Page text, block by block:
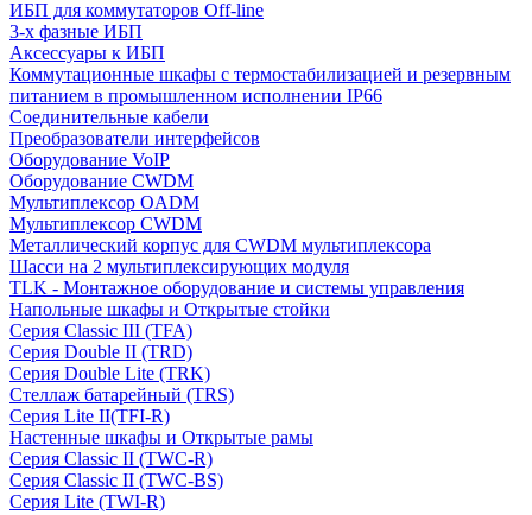
ИБП для коммутаторов Off-line
3-х фазные ИБП
Аксессуары к ИБП
Коммутационные шкафы с термостабилизацией и резервным
питанием в промышленном исполнении IP66
Соединительные кабели
Преобразователи интерфейсов
Оборудование VoIP
Оборудование CWDM
Мультиплекcор OADM
Мультиплексор CWDM
Металлический корпус для CWDM мультиплексора
Шасси на 2 мультиплексирующих модуля
TLK - Монтажное оборудование и системы управления
Напольные шкафы и Открытые стойки
Серия Classic III (TFA)
Серия Double II (TRD)
Серия Double Lite (TRK)
Стеллаж батарейный (TRS)
Серия Lite II(TFI-R)
Настенные шкафы и Открытые рамы
Серия Classic II (TWC-R)
Серия Classic II (TWC-BS)
Серия Lite (TWI-R)